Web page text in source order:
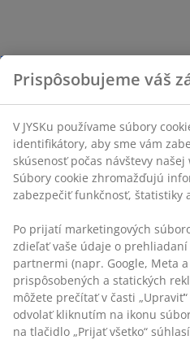
Prispôsobujeme váš
V JYSKu používame súbory
identifikátory, aby sme vám
skúsenosť počas návštevy
Súbory cookie zhromažďujú
zabezpečiť funkčnosť, štatistiky
Po prijatí marketingových
zdieľať vaše údaje o
partnermi (napr. Google, Meta
prispôsobených a statických
môžete prečítať v časti
odvolať kliknutím na ikonu
na tlačidlo „Prijať všetko“